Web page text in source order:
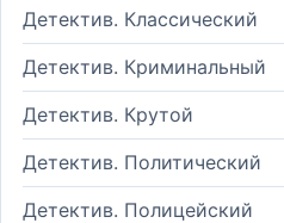
Детектив. Классический
Детектив. Криминальный
Детектив. Крутой
Детектив. Политический
Детектив. Полицейский